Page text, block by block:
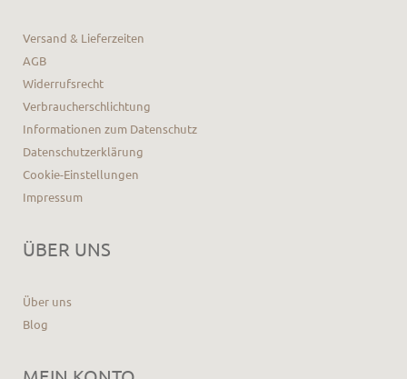
Versand & Lieferzeiten
AGB
Widerrufsrecht
Verbraucherschlichtung
Informationen zum Datenschutz
Datenschutzerklärung
Cookie-Einstellungen
Impressum
ÜBER UNS
Über uns
Blog